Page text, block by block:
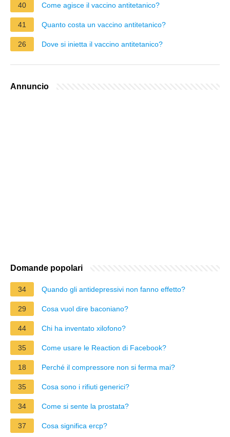
40 Come agisce il vaccino antitetanico?
41 Quanto costa un vaccino antitetanico?
26 Dove si inietta il vaccino antitetanico?
Annuncio
Domande popolari
34 Quando gli antidepressivi non fanno effetto?
29 Cosa vuol dire baconiano?
44 Chi ha inventato xilofono?
35 Come usare le Reaction di Facebook?
18 Perché il compressore non si ferma mai?
35 Cosa sono i rifiuti generici?
34 Come si sente la prostata?
37 Cosa significa ercp?